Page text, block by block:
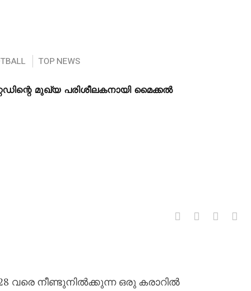
TOP NEWS
മുഖ്യ പരിശീലകനായി മൈക്കൽ
യുണൈറ്റഡിന്റെ മുഖ്യ
വരെ നീണ്ടുനിൽക്കുന്ന ഒരു കരാറിൽ